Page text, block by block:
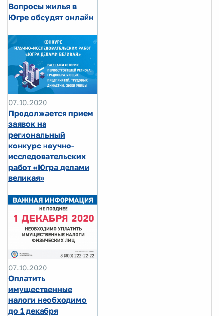
Вопросы жилья в
Югре обсудят онлайн
07.10.2020
Продолжается прием
заявок на
региональный
конкурс научно-
исследовательских
работ «Югра делами
великая»
07.10.2020
Оплатить
имущественные
налоги необходимо
до 1 декабря